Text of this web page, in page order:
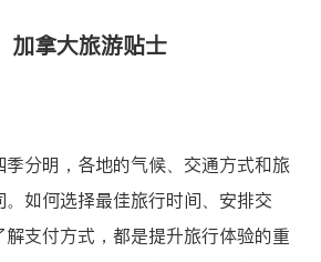
加拿大旅游贴士
分明，各地的气候、交通方式和旅
如何选择最佳旅行时间、安排交
支付方式，都是提升旅行体验的重